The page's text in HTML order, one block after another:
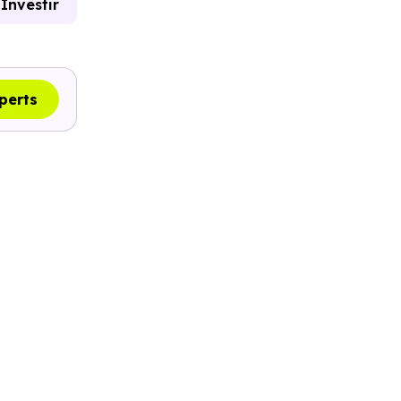
Investir